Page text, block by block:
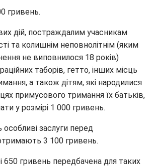
гривень.
дій, постраждалим учасникам
та колишнім неповнолітнім (яким
не виповнилося 18 років)
таборів, гетто, інших місць
а також дітям, які народилися
примусового тримання їх батьків,
у розмірі 1 000 гривень.
заслуги перед
3 100 гривень.
650 гривень передбачена для таких